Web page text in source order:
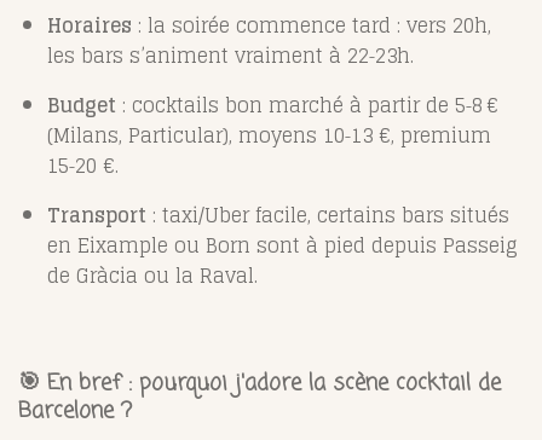
Horaires : la soirée commence tard : vers 20h,
les bars s’animent vraiment à 22‑23h.
Budget : cocktails bon marché à partir de 5‑8 €
(Milans, Particular), moyens 10‑13 €, premium
15‑20 €.
Transport : taxi/Uber facile, certains bars situés
en Eixample ou Born sont à pied depuis Passeig
de Gràcia ou la Raval.
🎯 En bref : pourquoi j'adore la scène cocktail de
Barcelone ?